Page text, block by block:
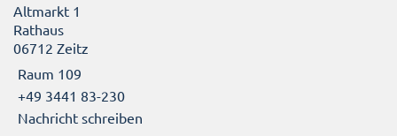
Altmarkt 1
Rathaus
06712 Zeitz
Raum 109
+49 3441 83-230
Nachricht schreiben